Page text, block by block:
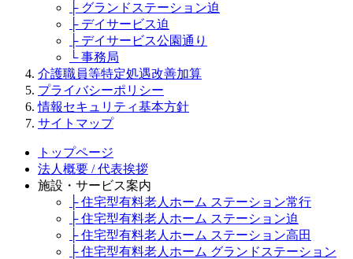
├ グランドステーション迫
├ デイサービス迫
├ デイサービス公園通り
└ 事務局
介護職員等特定処遇改善加算
プライバシーポリシー
情報セキュリティ基本方針
サイトマップ
トップページ
法人概要 / 代表挨拶
施設・サービス案内
├ 住宅型有料老人ホーム ステーション常行
├ 住宅型有料老人ホーム ステーション迫
├ 住宅型有料老人ホーム ステーション高田
├ 住宅型有料老人ホーム グランドステーション